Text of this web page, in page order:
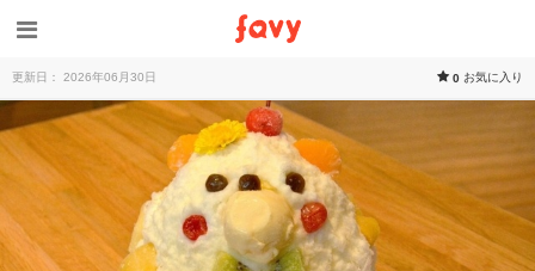
更新日： 2026年06月30日 0 お気に入り